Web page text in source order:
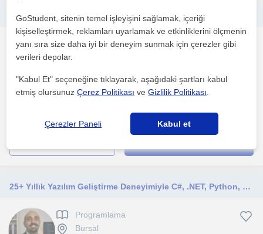
Programlama
Derslerimi genellikle online (Zoom/Google Meet üzerinden)
25+ Yıllık Yazılım Geliştirme Deneyimiyle C#, .NET, Python, Java, SQL ve Algoritma Özel Dersleri
Programlama
Bursal
GoStudent, sitenin temel işleyişini sağlamak, içeriği
kişiselleştirmek, reklamları uyarlamak ve etkinliklerini ölçmenin
yanı sıra size daha iyi bir deneyim sunmak için çerezler gibi
verileri depolar.
"Kabul Et" seçeneğine tıklayarak, aşağıdaki şartları kabul
etmiş olursunuzÇerez Politikası veGizlilik Politikası
Çerezler Paneli Kabul et